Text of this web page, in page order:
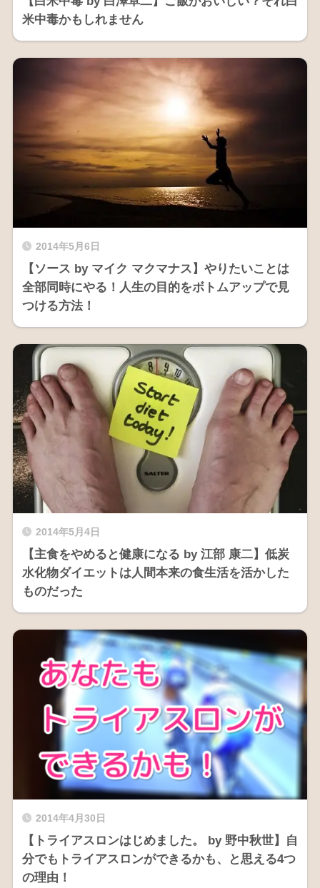
米中毒かもしれません
2014年5月6日
【ソース by マイク マクマナス】やりたいことは
全部同時にやる！人生の目的をボトムアップで見
つける方法！
2014年5月4日
【主食をやめると健康になる by 江部 康二】低炭
水化物ダイエットは人間本来の食生活を活かした
ものだった
2014年4月30日
【トライアスロンはじめました。 by 野中秋世】自
分でもトライアスロンができるかも、と思える4つ
の理由！